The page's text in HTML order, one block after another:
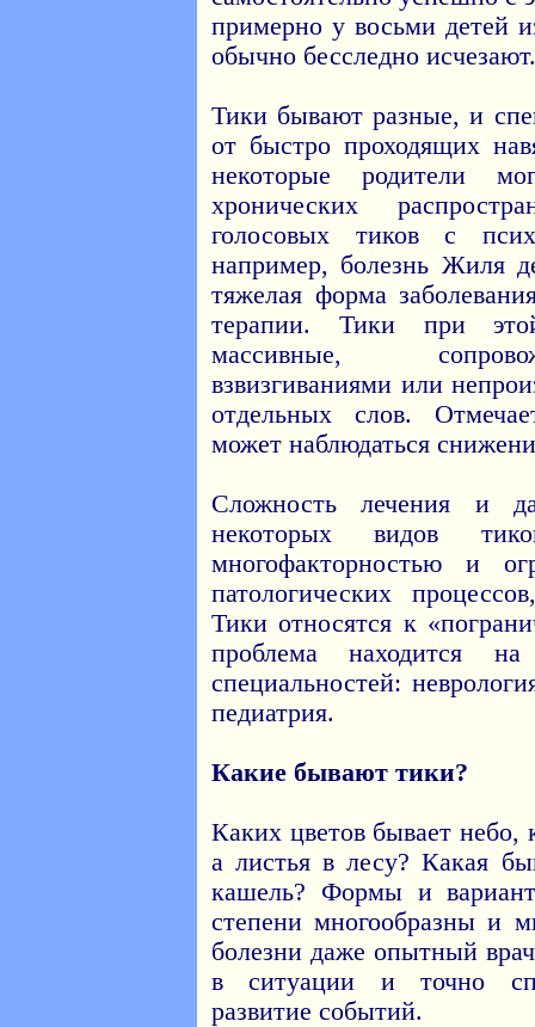
примерно у восьми детей
обычно бесследно исчезают.
Тики бывают разные, и
от быстро проходящих
некоторые родители
хронических
голосовых тиков с
например, болезнь Жиля
тяжелая форма
терапии. Тики при
массивные,
взвизгиваниями или
отдельных слов.
может наблюдаться
Сложность лечения и
некоторых видов
многофакторностью и
патологических
Тики относятся к
проблема находится
специальностей:
педиатрия.
Какие бывают тики?
Каких цветов бывает
а листья в лесу? Какая
кашель? Формы и
степени многообразны и
болезни даже опытный
в ситуации и точно
развитие событий.